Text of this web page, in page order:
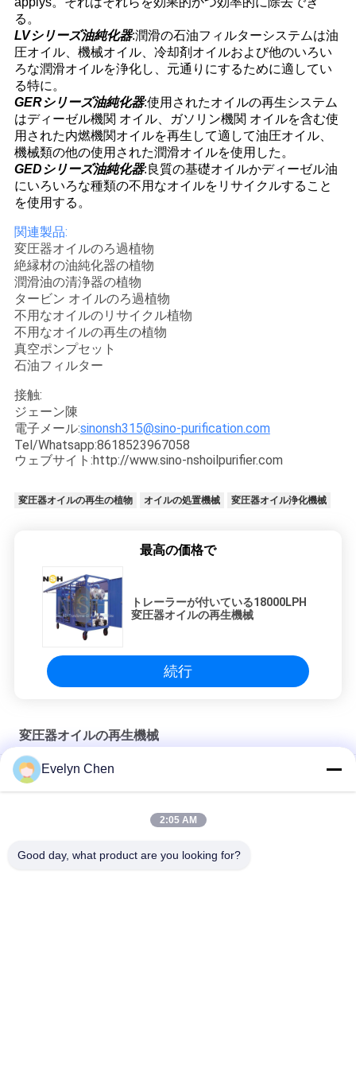
る。
LVシリーズ油純化器:潤滑の石油フィルターシステムは油
圧オイル、機械オイル、冷却剤オイルおよび他のいろい
ろな潤滑オイルを浄化し、元通りにするために適してい
る特に。
GERシリーズ油純化器:使用されたオイルの再生システム
はディーゼル機関 オイル、ガソリン機関 オイルを含む使
用された内燃機関オイルを再生して適して油圧オイル、
機械類の他の使用された潤滑オイルを使用した。
GEDシリーズ油純化器:良質の基礎オイルかディーゼル油
にいろいろな種類の不用なオイルをリサイクルすること
を使用する。
関連製品:
変圧器オイルのろ過植物
絶縁材の油純化器の植物
潤滑油の清浄器の植物
タービン オイルのろ過植物
不用なオイルのリサイクル植物
不用なオイルの再生の植物
真空ポンプセット
石油フィルター
接触:
ジェーン陳
電子メール:sinonsh315@sino-purification.com
Tel/Whatsapp:8618523967058
ウェブサイト:http://www.sino-nshoilpurifier.com
変圧器オイルの再生の植物 オイルの処置機械 変圧器オイル浄化機械
最高の価格で
トレーラーが付いている18000LPH
変圧器オイルの再生機械
続行
変圧器オイルの再生機械
移動式変圧器の油純化器/真空の油純化器の高精度
Evelyn Chen
2:05 AM
Good day, what product are you looking for?